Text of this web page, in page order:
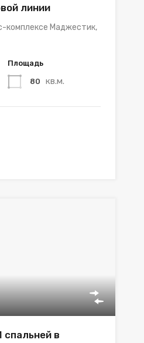
линии
комплексе Маджестик,
Площадь
80 кв.м.
спальней в